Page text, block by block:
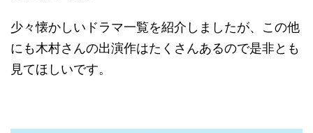
少々懐かしいドラマ一覧を紹介しましたが、この他
にも木村さんの出演作はたくさんあるので是非とも
見てほしいです。